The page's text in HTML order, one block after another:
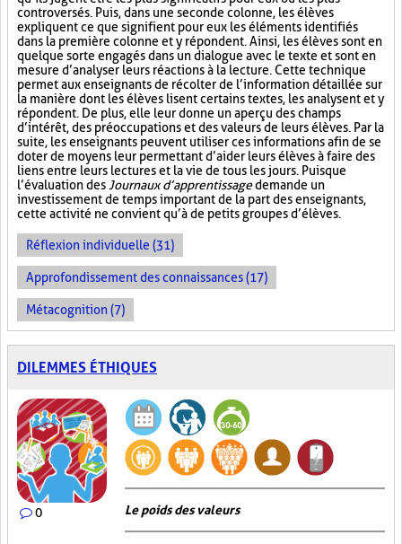
controversés. Puis, dans une seconde colonne, les élèves
expliquent ce que signifient pour eux les éléments identifiés
dans la première colonne et y répondent. Ainsi, les élèves sont en
quelque sorte engagés dans un dialogue avec le texte et sont en
mesure d’analyser leurs réactions à la lecture. Cette technique
permet aux enseignants de récolter de l’information détaillée sur
la manière dont les élèves lisent certains textes, les analysent et y
répondent. De plus, elle leur donne un aperçu des champs
d’intérêt, des préoccupations et des valeurs de leurs élèves. Par la
suite, les enseignants peuvent utiliser ces informations afin de se
doter de moyens leur permettant d’aider leurs élèves à faire des
liens entre leurs lectures et la vie de tous les jours. Puisque
l’évaluation des Journaux d’apprentissagedemande un
investissement de temps important de la part des enseignants,
cette activité ne convient qu’à de petits groupes d’élèves.
Réflexion individuelle (31)
Approfondissement des connaissances (17)
Métacognition (7)
DILEMMES ÉTHIQUES
0 Le poids des valeurs